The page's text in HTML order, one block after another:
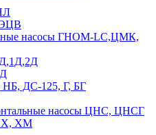
ЭЦВ
насосы ГНОМ-LC,ЦМК,
Д,1Д,2Д
ДС-125, Г, БГ
насосы ЦНС, ЦНСГ
Х, ХМ